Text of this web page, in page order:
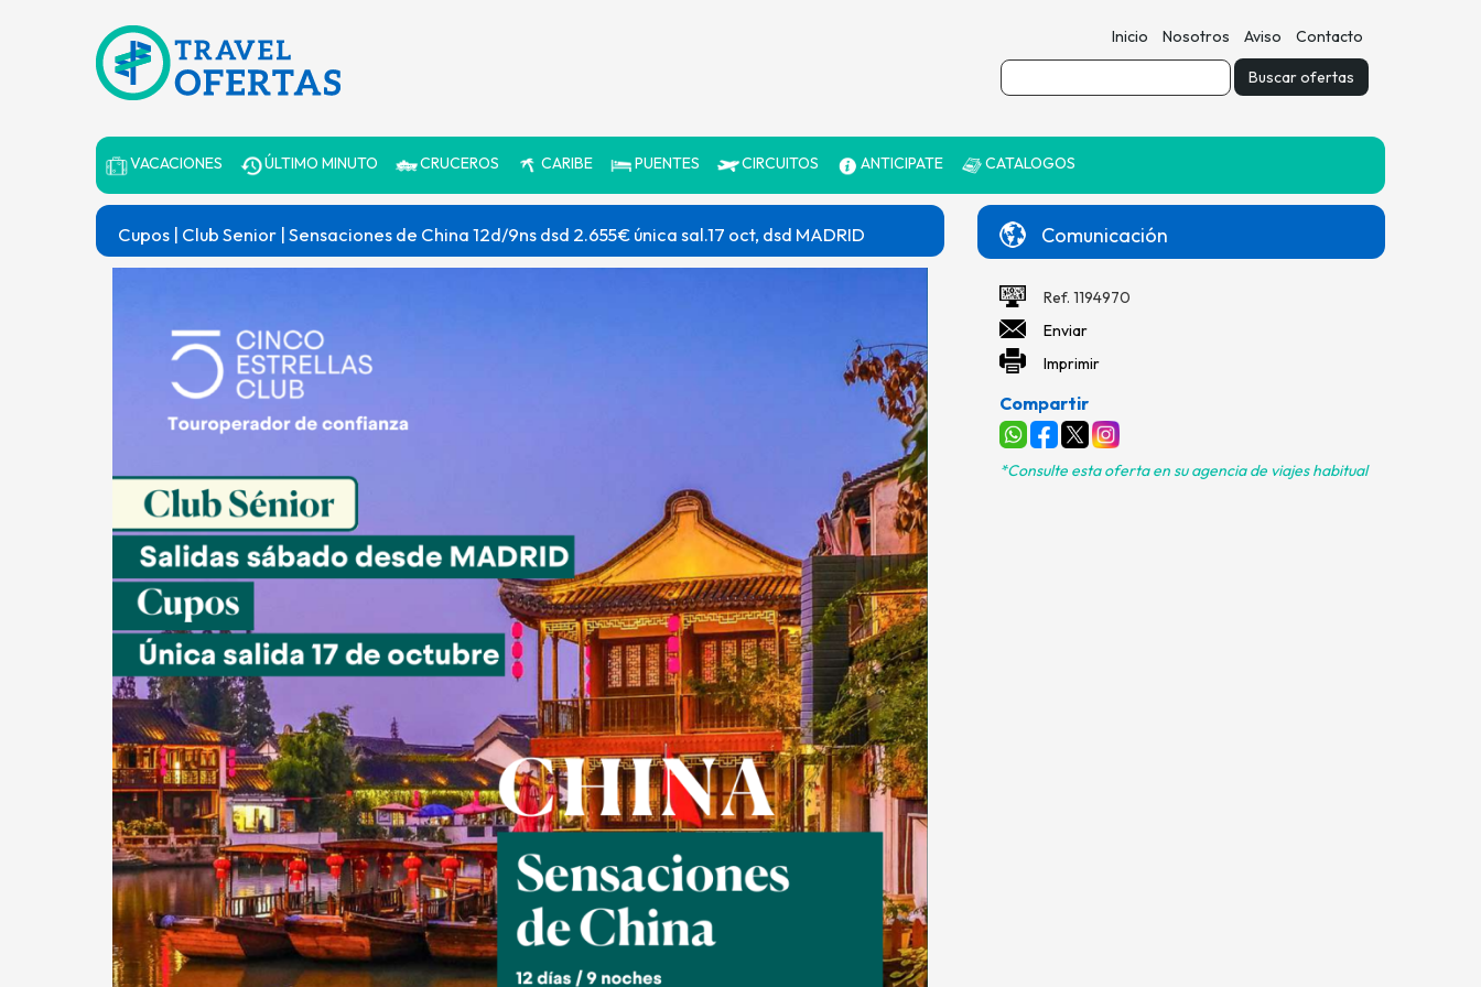
Inicio Nosotros Aviso Contacto
VACACIONES ÚLTIMO MINUTO CRUCEROS CARIBE PUENTES CIRCUITOS ANTICIPATE CATALOGOS
Cupos | Club Senior | Sensaciones de China 12d/9ns dsd 2.655€ única sal.17 oct, dsd MADRID Comunicación
Ref. 1194970
Enviar
Imprimir
Compartir
*Consulte esta oferta en su agencia de viajes habitual